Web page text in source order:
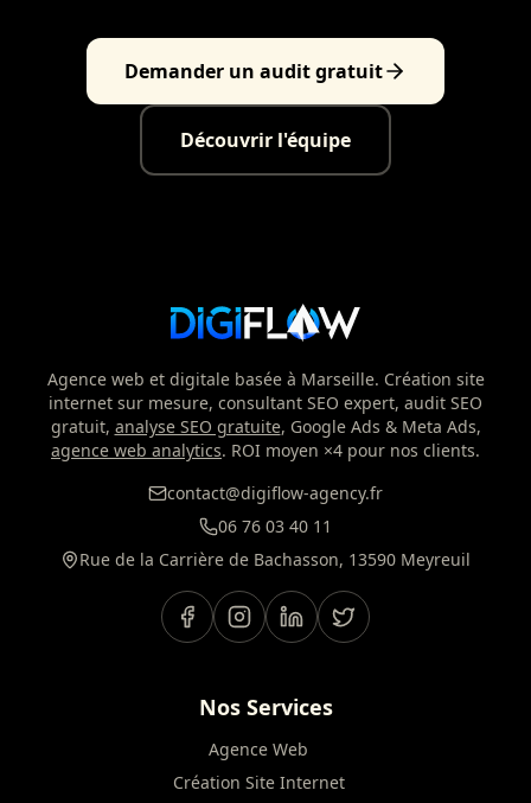
Demander un audit gratuit
Découvrir l'équipe
Agence web et digitale basée à Marseille. Création site
internet sur mesure, consultant SEO expert, audit SEO
gratuit, analyse SEO gratuite, Google Ads & Meta Ads,
agence web analytics. ROI moyen ×4 pour nos clients.
contact@digiflow-agency.fr
06 76 03 40 11
Rue de la Carrière de Bachasson, 13590 Meyreuil
Nos Services
Agence Web
Création Site Internet